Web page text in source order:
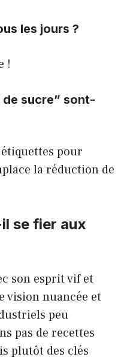
les jours ?
!
de sucre” sont-
pour
la réduction de
se fier aux
son esprit vif et
vision nuancée et
peu
pas de recettes
plutôt des clés